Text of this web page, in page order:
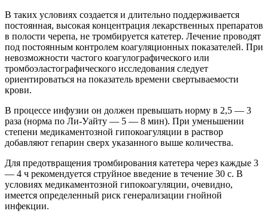
В таких условиях создается и длительно поддерживается
постоянная, высокая концентрация лекарственных препаратов
в полости черепа, не тромбируется катетер. Лечение проводят
под постоянным контролем коагуляционных показателей. При
невозможности частого коагулографического или
тромбоэластографического исследования следует
ориентироваться на показатель времени свертываемости
крови.
В процессе инфузии он должен превышать норму в 2,5 — 3
раза (норма по Ли-Уайту — 5 — 8 мин). При уменьшении
степени медикаментозной гипокоагуляции в раствор
добавляют гепарин сверх указанного выше количества.
Для предотвращения тромбирования катетера через каждые 3
— 4 ч рекомендуется струйное введение в течение 30 с. В
условиях медикаментозной гипокоагуляции, очевидно,
имеется определенный риск генерализации гнойной
инфекции.